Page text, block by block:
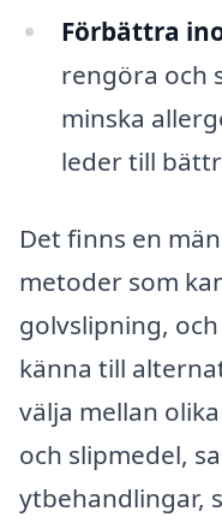
Förbättra
rengöra och
minska
leder till
Det finns en
metoder som
golvslipning,
känna till
välja mellan
och slipmedel,
ytbehandlingar,